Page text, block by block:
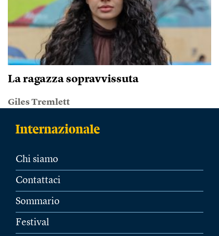
La ragazza sopravvissuta
Giles Tremlett
Chi siamo
Contattaci
Sommario
Festival